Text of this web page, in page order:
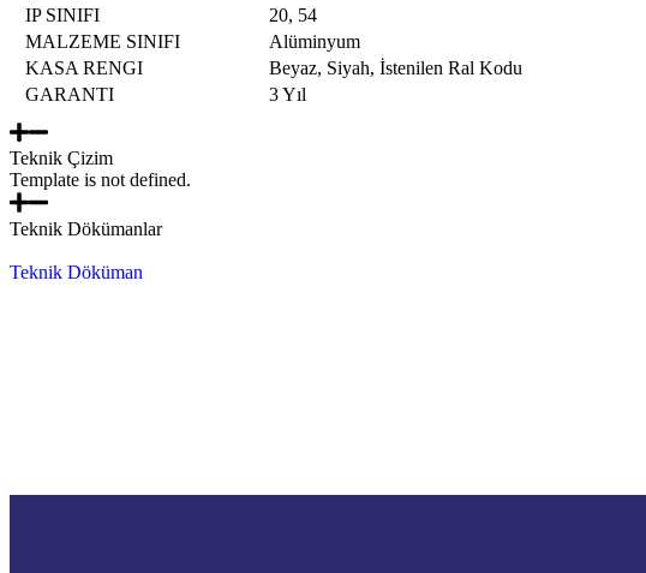
IP SINIFI
20, 54
MALZEME SINIFI
Alüminyum
KASA RENGI
Beyaz, Siyah, İstenilen Ral Kodu
GARANTI
3 Yıl
Teknik Çizim
Template is not defined.
Teknik Dökümanlar
Teknik Döküman